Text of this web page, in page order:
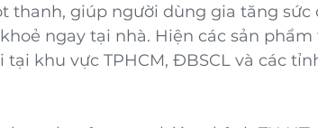
thanh, giúp người dùng gia tăng sức
ngay tại nhà. Hiện các sản
khu vực TPHCM, ĐBSCL và các